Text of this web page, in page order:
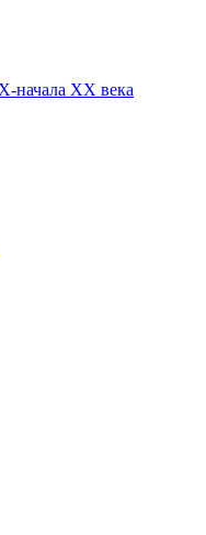
начала XX века